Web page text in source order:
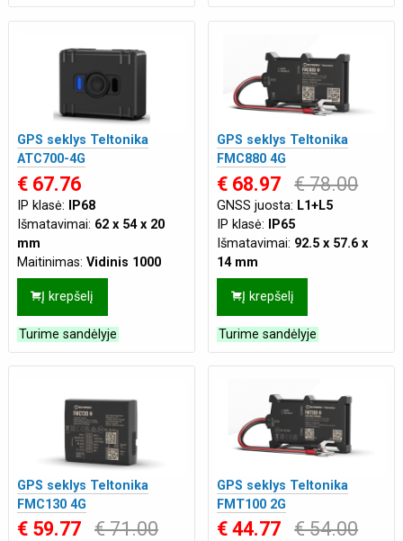
GPS seklys Teltonika
ATC700-4G
€ 67.76
IP klasė:
IP68
Išmatavimai: 62 x 54 x 20
mm
Maitinimas: Vidinis 1000
mAh,Išorinis USB-C
Paskirtis:Nešiojamas
Universalus
Tinklas:4G
Tipas:Profesionalus
Į krepšelį
Turime sandėlyje
GPS seklys Teltonika
FMC880 4G
€ 68.97 € 78.00
GNSS juosta: L1+L5
IP klasė:
IP65
Išmatavimai: 92.5 x 57.6 x
14 mm
Maitinimas:Vidinis 170 mAh
Back-up,Išorinis 10-30
VDC
Paskirtis:Automobiliams
Motociklams
Profesionalus
Į krepšelį
Turime sandėlyje
GPS seklys Teltonika
FMC130 4G
€ 59.77 € 71.00
GPS seklys Teltonika
FMT100 2G
€ 44.77 € 54.00